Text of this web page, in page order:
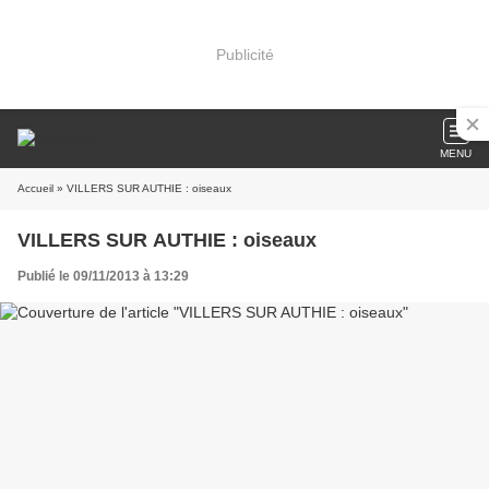
Publicité
MENU
Accueil » VILLERS SUR AUTHIE : oiseaux
VILLERS SUR AUTHIE : oiseaux
Publié le 09/11/2013 à 13:29